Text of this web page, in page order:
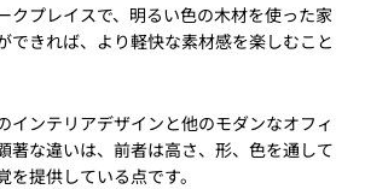
クプレイスで、明るい色の木材を使った家
できれば、より軽快な素材感を楽しむこと
インテリアデザインと他のモダンなオフィ
著な違いは、前者は高さ、形、色を通して
提供している点です。